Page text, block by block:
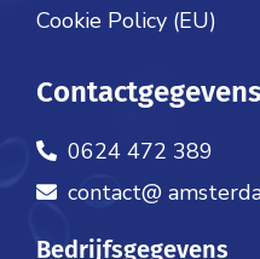
Cookie Policy (EU)
Contactgegevens
0624 472 389
contact@
Bedrijfsgegevens